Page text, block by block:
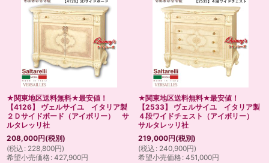
★関東地区送料無料★最安値！
【4126】 ヴェルサイユ イタリア製
２Ｄサイドボード（アイボリー） サ
ルタレッリ社
208,000円(税別)
(税込 : 228,800円)
希望小売価格: 427,900円
★関東地区送料無料★最安値！
【2533】 ヴェルサイユ イタリア製
４段ワイドチェスト（アイボリー）
サルタレッリ社
219,000円(税別)
(税込 : 240,900円)
希望小売価格: 451,000円